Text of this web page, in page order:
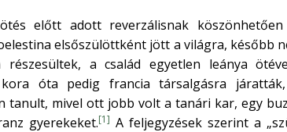
előtt adott reverzálisnak
elsőszülöttként jött a világra, később
a család egyetlen leánya
óta pedig francia társalgásra
tanult, mivel ott jobb volt a tanári kar, egy
gyerekeket.[1] A feljegyzések szerint a